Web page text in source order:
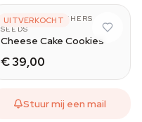
UITVERKOCHT
THE KUSH BROTHERS
SEEDS
Cheese Cake Cookies
€ 39,00
Stuur mij een mail